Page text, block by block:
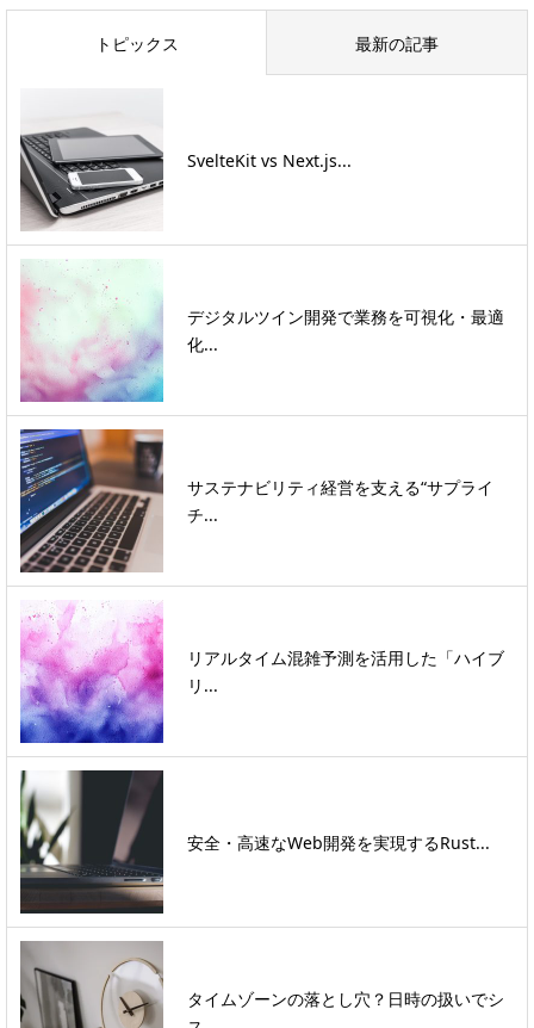
トピックス 最新の記事
SvelteKit vs Next.js...
デジタルツイン開発で業務を可視化・最適
化...
サステナビリティ経営を支える“サプライ
チ...
リアルタイム混雑予測を活用した「ハイブ
リ...
安全・高速なWeb開発を実現するRust...
タイムゾーンの落とし穴？日時の扱いでシ